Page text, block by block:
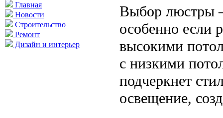
Главная
Новости
Строительство
Ремонт
Дизайн и интерьер
Выбор люстры
особенно если
высокими
с низкими
подчеркнет
освещение,